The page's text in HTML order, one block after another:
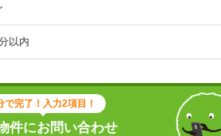
以内
で完了！入力2項目！
件にお問い合わせ